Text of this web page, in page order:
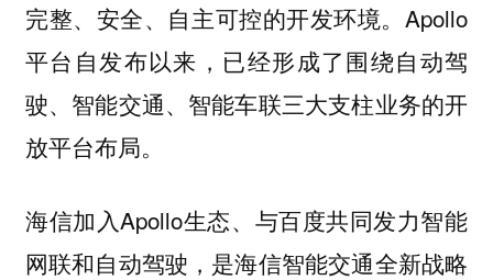
完整、安全、自主可控的开发环境。Apollo
平台自发布以来，已经形成了围绕自动驾
驶、智能交通、智能车联三大支柱业务的开
放平台布局。
海信加入Apollo生态、与百度共同发力智能
网联和自动驾驶，是海信智能交通全新战略